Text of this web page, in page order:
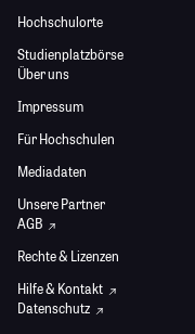
Hochschulorte
Studienplatzbörse
Über uns
Impressum
Für Hochschulen
Mediadaten
Unsere Partner
AGB
Rechte & Lizenzen
Hilfe & Kontakt
Datenschutz